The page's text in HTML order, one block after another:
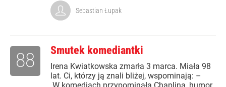
Sebastian Łupak
Smutek komediantki
Irena Kwiatkowska zmarła 3 marca. Miała 98
lat. Ci, którzy ją znali bliżej, wspominają: –
88